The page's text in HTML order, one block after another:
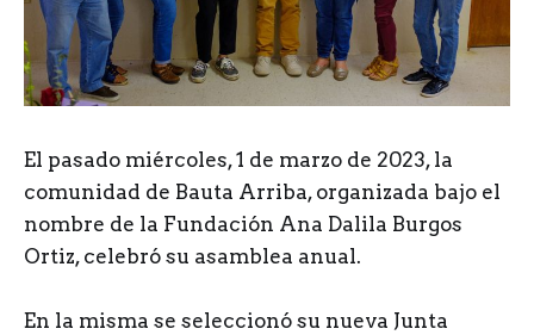
El pasado miércoles, 1 de marzo de 2023, la
comunidad de Bauta Arriba, organizada bajo el
nombre de la Fundación Ana Dalila Burgos
Ortiz, celebró su asamblea anual.
En la misma se seleccionó su nueva Junta